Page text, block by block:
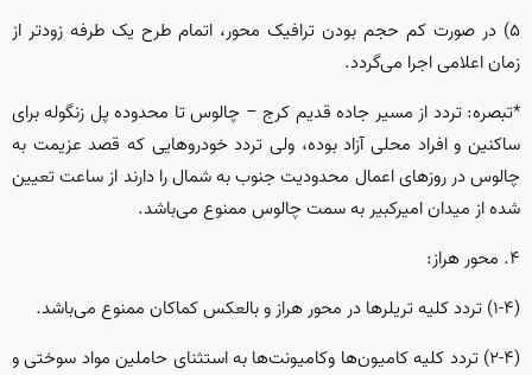
۵) در صورت کم حجم بودن ترافیک محور، اتمام طرح یک طرفه زودتر از
زمان اعلامی اجرا می‌گردد.
*تبصره: تردد از مسیر جاده قدیم کرج – چالوس تا محدوده پل زنگوله برای
ساکنین و افراد محلی آزاد بوده، ولی تردد خودرو‌هایی که قصد عزیمت به
چالوس در روز‌های اعمال محدودیت جنوب به شمال را دارند از ساعت تعیین
شده از میدان امیرکبیر به سمت چالوس ممنوع می‌باشد.
۴. محور هراز:
(۱-۴) تردد کلیه تریلر‌ها در محور هراز و بالعکس کماکان ممنوع می‌باشد.
(۲-۴) تردد کلیه کامیون‌ها وکامیونت‌ها به استثنای حاملین مواد سوختی و